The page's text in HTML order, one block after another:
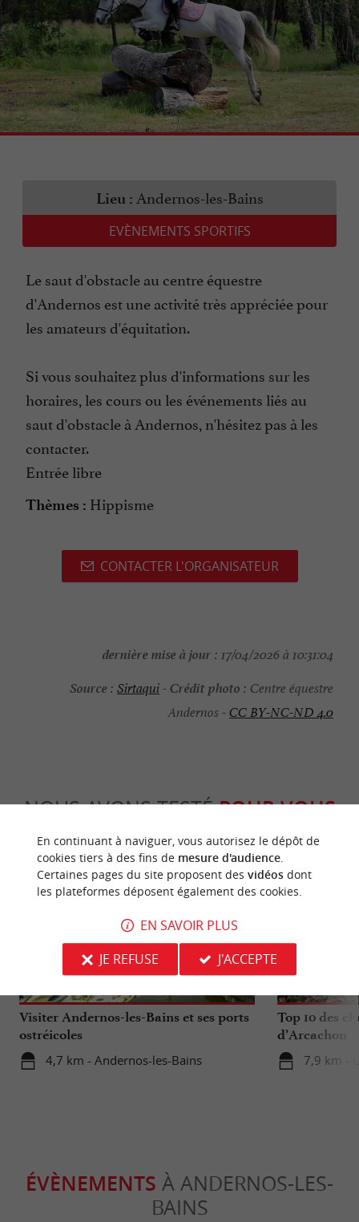
Lieu : Andernos-les-Bains
EVÈNEMENTS SPORTIFS
Le saut d'obstacle au centre équestre
d'Andernos est une activité très appréciée pour
les amateurs d'équitation.
Si vous souhaitez plus d'informations sur les
horaires, les cours ou les événements liés au
saut d'obstacle à Andernos, n'hésitez pas à les
contacter.
Entrée libre
Thèmes : Hippisme
CONTACTER L'ORGANISATEUR
dernière mise à jour : 17/04/2026 à 10:31:04
Source : Sirtaqui-Crédit photo : Centre équestre
Andernos -CC BY-NC-ND 4.0
NOUS AVONS TESTÉPOUR VOUS
Visiter Andernos-les-Bains et ses ports
ostréicoles
4,7 km - Andernos-les-Bains
Incontournable
Top 10 des
d’Arcachon
7,9 km -
ÉVÈNEMENTS À ANDERNOS-LES-
BAINS
En continuant à naviguer, vous autorisez le dépôt de
cookies tiers à des fins de mesure d'audience.
Certaines pages du site proposent des vidéosdont
les plateformes déposent également des cookies.
EN SAVOIR PLUS
JE REFUSE
J'ACCEPTE